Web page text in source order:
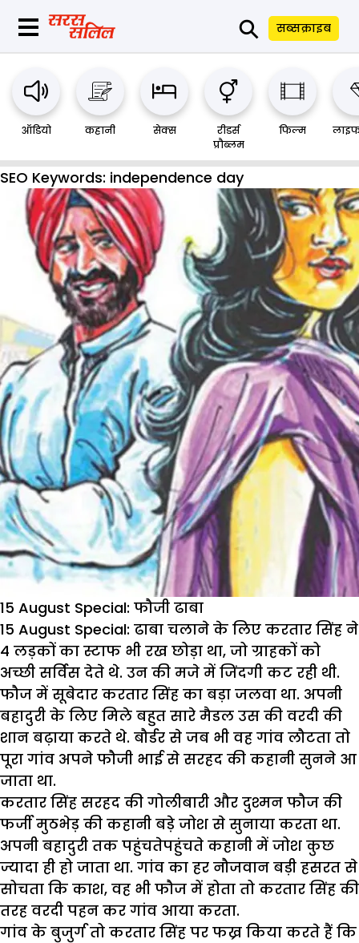
⚲ सब्सक्राइब
ऑडियो कहानी सेक्स
रीडर्स
प्रौब्लम
फिल्म
SEO Keywords: independence day
15 August Special: फौजी ढाबा
15 August Special: ढाबा चलाने के लिए करतार सिंह ने
4 लड़कों का स्टाफ भी रख छोड़ा था, जो ग्राहकों को
अच्छी सर्विस देते थे. उन की मजे में जिंदगी कट रही थी.
फौज में सूबेदार करतार सिंह का बड़ा जलवा था. अपनी
बहादुरी के लिए मिले बहुत सारे मैडल उस की वरदी की
शान बढ़ाया करते थे. बौर्डर से जब भी वह गांव लौटता तो
पूरा गांव अपने फौजी भाई से सरहद की कहानी सुनने आ
जाता था.
करतार सिंह सरहद की गोलीबारी और दुश्मन फौज की
फर्जी मुठभेड़ की कहानी बड़े जोश से सुनाया करता था.
अपनी बहादुरी तक पहुंचतेपहुंचते कहानी में जोश कुछ
ज्यादा ही हो जाता था. गांव का हर नौजवान बड़ी हसरत से
सोचता कि काश, वह भी फौज में होता तो करतार सिंह की
तरह वरदी पहन कर गांव आया करता.
गांव के बुजुर्ग तो करतार सिंह पर फख्र किया करते हैं कि